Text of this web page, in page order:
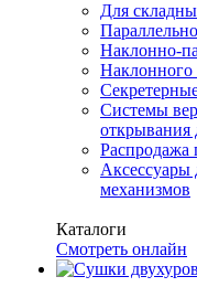
Для
Наклонно-
Наклонного
Системы
открывания
Распродажа
механизмов
Каталоги
Смотреть онлайн